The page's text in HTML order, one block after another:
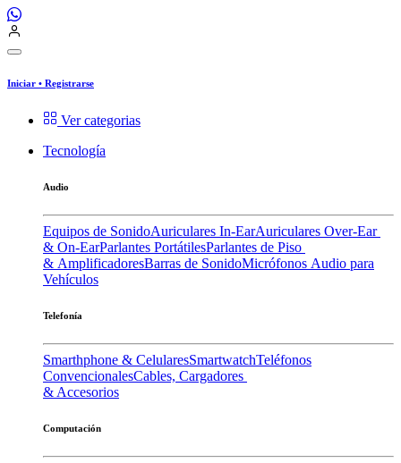
Iniciar • Registrarse
Ver categorias
Tecnología
Audio
Equipos de SonidoAuriculares In-EarAuriculares Over-Ear
& On-EarParlantes PortátilesParlantes de Piso
& AmplificadoresBarras de SonidoMicrófonos Audio para
Vehículos
Telefonía
Smarthphone & CelularesSmartwatchTeléfonos
ConvencionalesCables, Cargadores
& Accesorios
Computación